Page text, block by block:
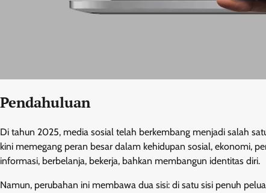
Pendahuluan
Di tahun 2025, media sosial telah berkembang menjadi salah
kini memegang peran besar dalam kehidupan sosial, ekonomi,
informasi, berbelanja, bekerja, bahkan membangun identitas diri.
Namun, perubahan ini membawa dua sisi: di satu sisi penuh